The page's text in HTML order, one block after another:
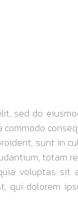
sed do
sunt in
totam
voluptas
qui dolorem